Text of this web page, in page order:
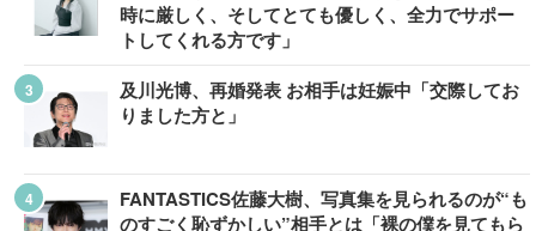
時に厳しく、そしてとても優しく、全力でサポー
トしてくれる方です」
及川光博、再婚発表 お相手は妊娠中「交際してお
りました方と」
FANTASTICS佐藤大樹、写真集を見られるのが“も
のすごく恥ずかしい”相手とは「裸の僕を見てもら